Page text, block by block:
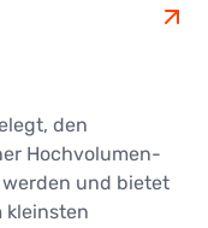
den
Hochvolumen-
und bietet
kleinsten